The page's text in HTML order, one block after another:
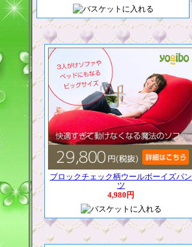
ブロックチェック柄ウールボーイズパン
ツ
4,980円